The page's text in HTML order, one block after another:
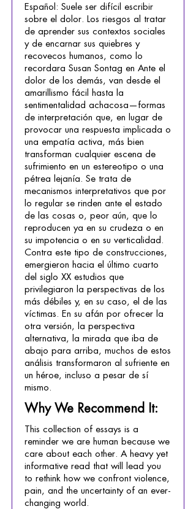
Español: Suele ser difícil escribir
sobre el dolor. Los riesgos al tratar
de aprender sus contextos sociales
y de encarnar sus quiebres y
recovecos humanos, como lo
recordara Susan Sontag en Ante el
dolor de los demás, van desde el
amarillismo fácil hasta la
sentimentalidad achacosa—formas
de interpretación que, en lugar de
provocar una respuesta implicada o
una empatía activa, más bien
transforman cualquier escena de
sufrimiento en un estereotipo o una
pétrea lejanía. Se trata de
mecanismos interpretativos que por
lo regular se rinden ante el estado
de las cosas o, peor aún, que lo
reproducen ya en su crudeza o en
su impotencia o en su verticalidad.
Contra este tipo de construcciones,
emergieron hacia el último cuarto
del siglo XX estudios que
privilegiaron la perspectivas de los
más débiles y, en su caso, el de las
víctimas. En su afán por ofrecer la
otra versión, la perspectiva
alternativa, la mirada que iba de
abajo para arriba, muchos de estos
análisis transformaron al sufriente en
un héroe, incluso a pesar de sí
mismo.
Why We Recommend It:
This collection of essays is a
reminder we are human because we
care about each other. A heavy yet
informative read that will lead you
to rethink how we confront violence,
pain, and the uncertainty of an ever-
changing world.